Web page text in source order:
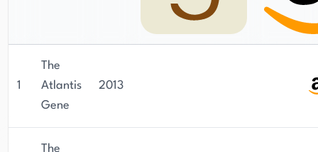
HarperCollins veröffentlicht und von 20th
Century Fox für eine Verfilmung erworben. Mit
einer treuen Fangemeinde hat AG Riddle seinen
Platz als herausragende Figur in den Genres
Thriller, Action und Science-Fiction gefestigt.
1
The
Atlantis
Gene
2013
The